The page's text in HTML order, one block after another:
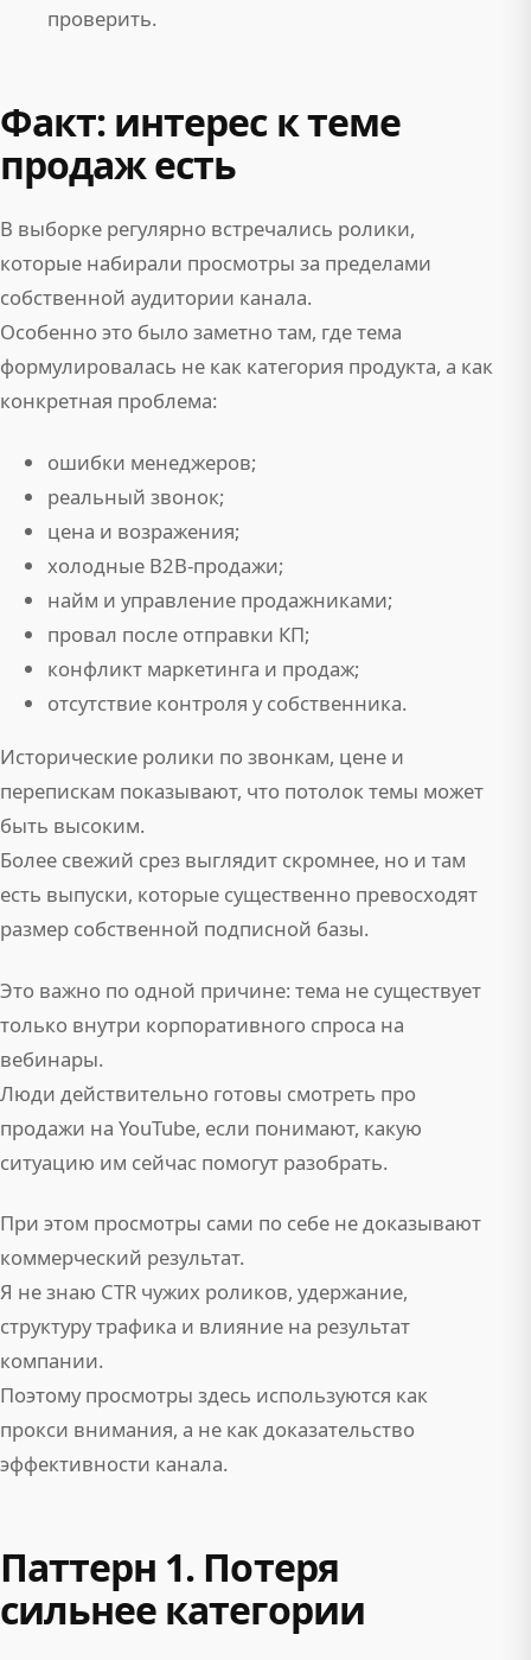
проверить.
Факт: интерес к теме
продаж есть
В выборке регулярно встречались ролики,
которые набирали просмотры за пределами
собственной аудитории канала.
Особенно это было заметно там, где тема
формулировалась не как категория продукта, а как
конкретная проблема:
ошибки менеджеров;
реальный звонок;
цена и возражения;
холодные B2B-продажи;
найм и управление продажниками;
провал после отправки КП;
конфликт маркетинга и продаж;
отсутствие контроля у собственника.
Исторические ролики по звонкам, цене и
перепискам показывают, что потолок темы может
быть высоким.
Более свежий срез выглядит скромнее, но и там
есть выпуски, которые существенно превосходят
размер собственной подписной базы.
Это важно по одной причине: тема не существует
только внутри корпоративного спроса на
вебинары.
Люди действительно готовы смотреть про
продажи на YouTube, если понимают, какую
ситуацию им сейчас помогут разобрать.
При этом просмотры сами по себе не доказывают
коммерческий результат.
Я не знаю CTR чужих роликов, удержание,
структуру трафика и влияние на результат
компании.
Поэтому просмотры здесь используются как
прокси внимания, а не как доказательство
эффективности канала.
Паттерн 1. Потеря
сильнее категории